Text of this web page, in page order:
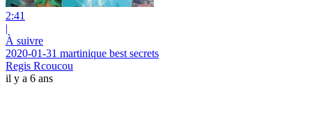
2:41
|
À suivre
2020-01-31 martinique best secrets
Regis Rcoucou
il y a 6 ans